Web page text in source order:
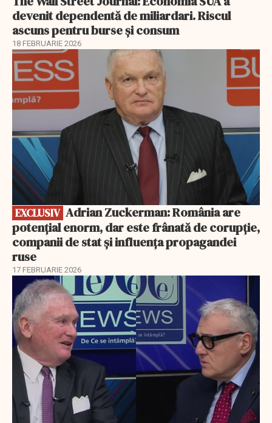
devenit dependentă de miliardari. Riscul
ascuns pentru burse și consum
18 FEBRUARIE 2026
EXCLUSIV
EXCLUSIV
potențial enorm, dar este frânată de corupție,
companii de stat și influența propagandei
ruse
17 FEBRUARIE 2026
EXCLUSIV